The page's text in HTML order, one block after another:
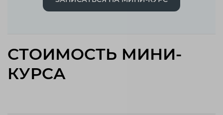
СТОИМОСТЬ МИНИ-
КУРСА